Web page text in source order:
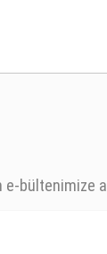
e-bültenimize